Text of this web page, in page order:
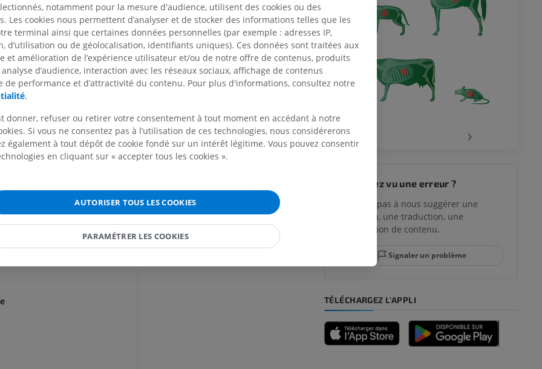
du nerf trijumeau
du nerf trijumeau
du nerf oculomoteur
[Bras conjonctif]
cérébelleux rostral
PREMIUM
Cheval - Myologie
Illustrations
PREMIUM
PREMIUM
Cheval - Doigt et sabot
TDM
Cheval - Dents
›
Vous avez vu une erreur ?
N’hésitez pas à nous suggérer une
correction, une traduction, une
amélioration de contenu.
Signaler un problème
TÉLÉCHARGEZ L'APPLI
notamment pour la mesure d'audience, utilisent des cookies ou des
Les cookies nous permettent d’analyser et de stocker des informations telles que les
terminal ainsi que certaines données personnelles (par exemple : adresses IP,
d’utilisation ou de géolocalisation, identifiants uniques). Ces données sont traitées aux
et amélioration de l’expérience utilisateur et/ou de notre offre de contenus, produits
d’audience, interaction avec les réseaux sociaux, affichage de contenus
de performance et d’attractivité du contenu. Pour plus d'informations, consultez notre
.
donner, refuser ou retirer votre consentement à tout moment en accédant à notre
Si vous ne consentez pas à l’utilisation de ces technologies, nous considérerons
également à tout dépôt de cookie fondé sur un intérêt légitime. Vous pouvez consentir
en cliquant sur « accepter tous les cookies ».
AUTORISER TOUS LES COOKIES
PARAMÉTRER LES COOKIES